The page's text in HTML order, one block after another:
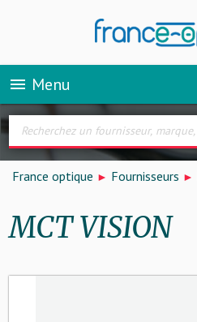
menu Menu
France optique Fournisseurs
MCT VISION